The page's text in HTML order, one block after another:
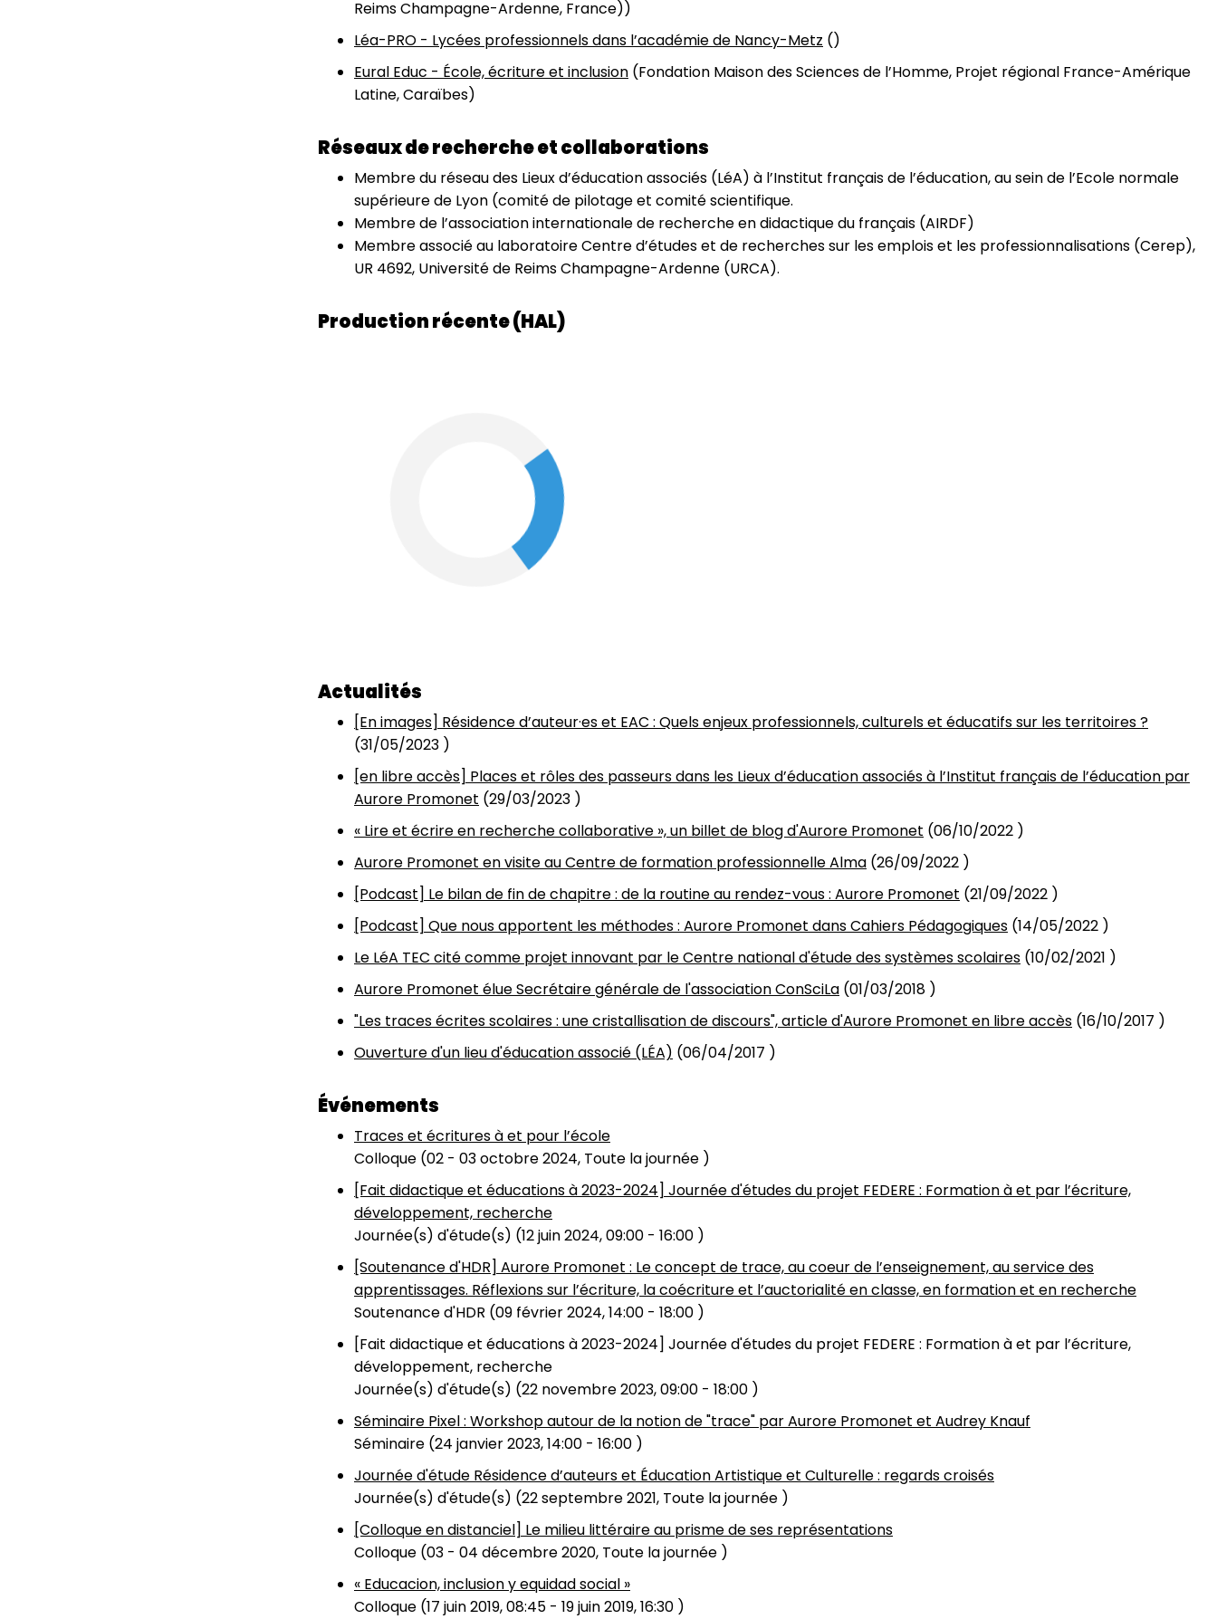
Reims Champagne-Ardenne, France))
Léa-PRO - Lycées professionnels dans l’académie de Nancy-Metz ()
Eural Educ - École, écriture et inclusion (Fondation Maison des Sciences de l’Homme, Projet régional France-Amérique
Latine, Caraïbes)
Réseaux de recherche et collaborations
Membre du réseau des Lieux d’éducation associés (LéA) à l’Institut français de l’éducation, au sein de l’Ecole normale
supérieure de Lyon (comité de pilotage et comité scientifique.
Membre de l’association internationale de recherche en didactique du français (AIRDF)
Membre associé au laboratoire Centre d’études et de recherches sur les emplois et les professionnalisations (Cerep),
UR 4692, Université de Reims Champagne-Ardenne (URCA).
Production récente (HAL)
Actualités
[En images] Résidence d’auteur·es et EAC : Quels enjeux professionnels, culturels et éducatifs sur les territoires ?
(31/05/2023 )
[en libre accès] Places et rôles des passeurs dans les Lieux d’éducation associés à l’Institut français de l’éducation par
Aurore Promonet (29/03/2023 )
« Lire et écrire en recherche collaborative », un billet de blog d'Aurore Promonet (06/10/2022 )
Aurore Promonet en visite au Centre de formation professionnelle Alma (26/09/2022 )
[Podcast] Le bilan de fin de chapitre : de la routine au rendez-vous : Aurore Promonet (21/09/2022 )
[Podcast] Que nous apportent les méthodes : Aurore Promonet dans Cahiers Pédagogiques (14/05/2022 )
Le LéA TEC cité comme projet innovant par le Centre national d'étude des systèmes scolaires (10/02/2021 )
Aurore Promonet élue Secrétaire générale de l'association ConSciLa (01/03/2018 )
"Les traces écrites scolaires : une cristallisation de discours", article d'Aurore Promonet en libre accès (16/10/2017 )
Ouverture d'un lieu d'éducation associé (LÉA) (06/04/2017 )
Événements
Traces et écritures à et pour l’école
Colloque (02 - 03 octobre 2024, Toute la journée )
[Fait didactique et éducations à 2023-2024] Journée d'études du projet FEDERE : Formation à et par l’écriture,
développement, recherche
Journée(s) d'étude(s) (12 juin 2024, 09:00 - 16:00 )
[Soutenance d'HDR] Aurore Promonet : Le concept de trace, au coeur de l’enseignement, au service des
apprentissages. Réflexions sur l’écriture, la coécriture et l’auctorialité en classe, en formation et en recherche
Soutenance d'HDR (09 février 2024, 14:00 - 18:00 )
[Fait didactique et éducations à 2023-2024] Journée d'études du projet FEDERE : Formation à et par l’écriture,
développement, recherche
Journée(s) d'étude(s) (22 novembre 2023, 09:00 - 18:00 )
Séminaire Pixel : Workshop autour de la notion de "trace" par Aurore Promonet et Audrey Knauf
Séminaire (24 janvier 2023, 14:00 - 16:00 )
Journée d'étude Résidence d’auteurs et Éducation Artistique et Culturelle : regards croisés
Journée(s) d'étude(s) (22 septembre 2021, Toute la journée )
[Colloque en distanciel] Le milieu littéraire au prisme de ses représentations
Colloque (03 - 04 décembre 2020, Toute la journée )
« Educacion, inclusion y equidad social »
Colloque (17 juin 2019, 08:45 - 19 juin 2019, 16:30 )